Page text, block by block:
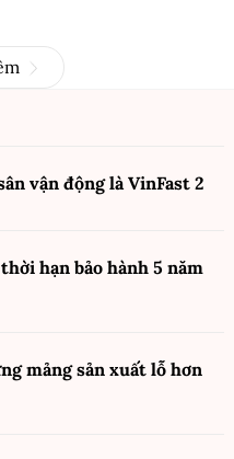
vận động là VinFast2
hạn bảo hành 5 năm
mảng sản xuất lỗ hơn